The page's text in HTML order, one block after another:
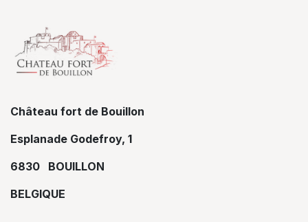
Château fort de Bouillon
Esplanade Godefroy, 1
6830 BOUILLON
BELGIQUE